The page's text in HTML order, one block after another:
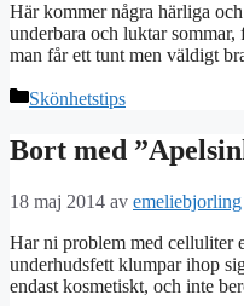
Här kommer några härliga
underbara och luktar
man får ett tunt men väldigt
Kategorier
Skönhetstips
Bort med
18 maj 2014 av emeliebjorling
Har ni problem med celluliter
underhudsfett klumpar ihop
endast kosmetiskt, och inte